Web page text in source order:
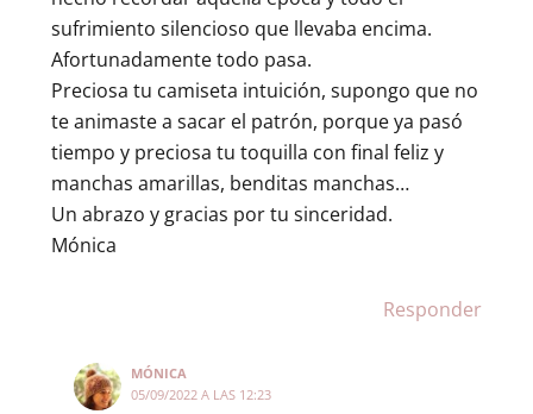
sufrimiento silencioso que llevaba encima.
Afortunadamente todo pasa.
Preciosa tu camiseta intuición, supongo que no
te animaste a sacar el patrón, porque ya pasó
tiempo y preciosa tu toquilla con final feliz y
manchas amarillas, benditas manchas…
Un abrazo y gracias por tu sinceridad.
Mónica
Responder
MÓNICA
05/09/2022 A LAS 12:23